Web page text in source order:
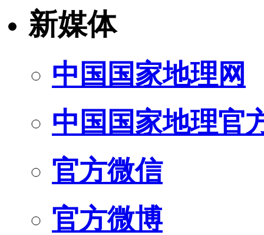
新媒体
中国国家地理网
中国国家地理官
官方微信
官方微博